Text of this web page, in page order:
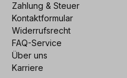
Zahlung & Steuer
Kontaktformular
Widerrufsrecht
FAQ-Service
Über uns
Karriere